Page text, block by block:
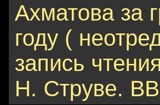
Ахматова за
году (
запись
Н. Струве.